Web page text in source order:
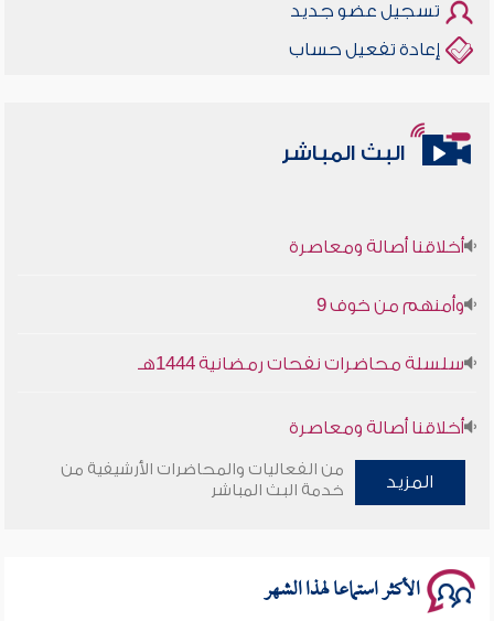
تسجيل عضو جديد
إعادة تفعيل حساب
البث المباشر
أخلاقنا أصالة ومعاصرة
وأمنهم من خوف 9
سلسلة محاضرات نفحات رمضانية 1444هـ
أخلاقنا أصالة ومعاصرة
وأمنهم من خوف 9
المزيد
من الفعاليات والمحاضرات الأرشيفية من
خدمة البث المباشر
الأكثر استماعا لهذا الشهر